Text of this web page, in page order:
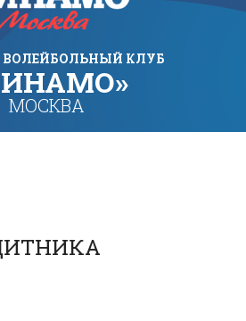
ВОЛЕЙБОЛЬНЫЙ КЛУБ
МОСКВА